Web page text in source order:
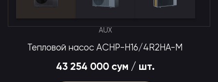
AUX
Тепловой насос ACHP-H16/4R2HA-M
43 254 000 сум / шт.